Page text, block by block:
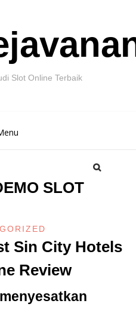
Slot Online Terbaik
SLOT
Sin City Hotels
Review